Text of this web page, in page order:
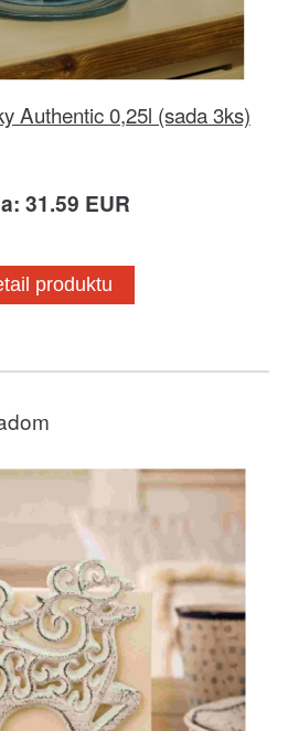
Authentic 0,25l (sada 3ks)
31.59 EUR
produktu